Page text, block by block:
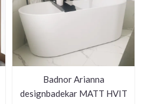
Badnor Arianna
designbadekar MATT HVIT